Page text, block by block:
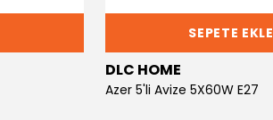
SEPETE EKLE
DLC HOME
Azer 5'li Avize 5X60W E27